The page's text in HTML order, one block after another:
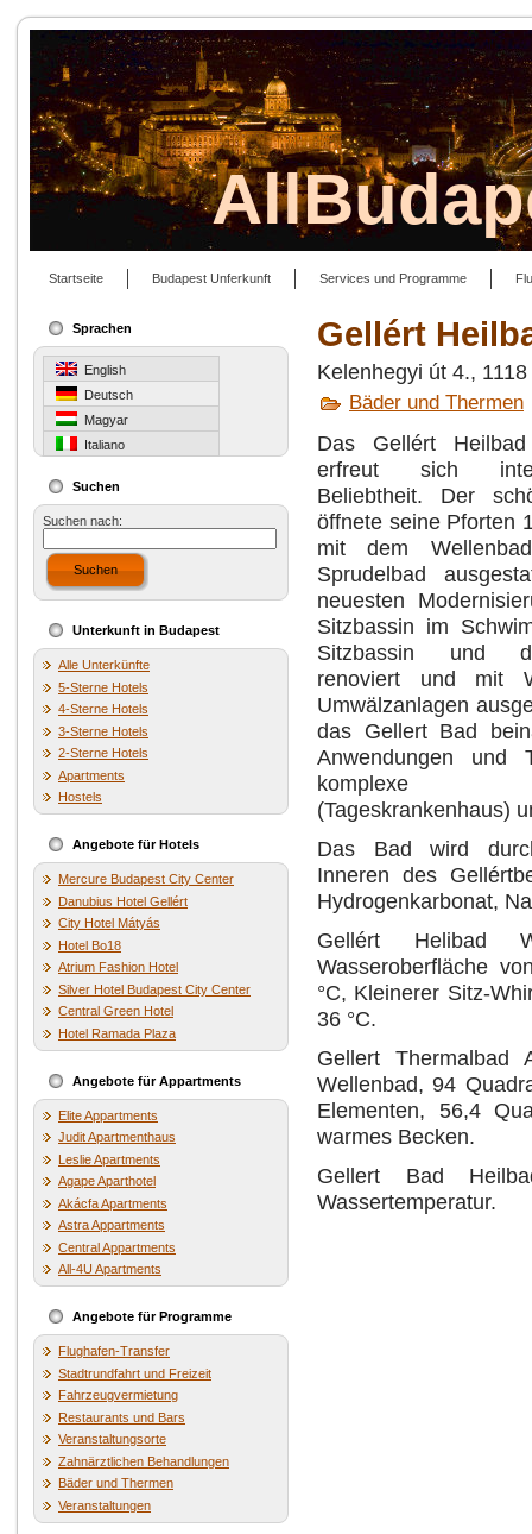
Startseite Budapest Unferkunft Services und Programme
Sprachen
English
Deutsch
Magyar
Italiano
Suchen
Suchen nach:
Suchen
Unterkunft in Budapest
Alle Unterkünfte
5-Sterne Hotels
4-Sterne Hotels
3-Sterne Hotels
2-Sterne Hotels
Apartments
Hostels
Angebote für Hotels
Mercure Budapest City Center
Danubius Hotel Gellért
City Hotel Mátyás
Hotel Bo18
Atrium Fashion Hotel
Silver Hotel Budapest City Center
Central Green Hotel
Hotel Ramada Plaza
Angebote für Appartments
Elite Appartments
Judit Apartmenthaus
Leslie Apartments
Agape Aparthotel
Akácfa Apartments
Astra Appartments
Central Appartments
All-4U Apartments
Angebote für Programme
Flughafen-Transfer
Stadtrundfahrt und Freizeit
Fahrzeugvermietung
Restaurants und Bars
Veranstaltungsorte
Zahnärztlichen Behandlungen
Bäder und Thermen
Veranstaltungen
Gellért
Kelenhegyi út 4.,
Bäder und Thermen
Das Gellért
erfreut sich
Beliebtheit. Der
öffnete seine Pforten
mit dem
Sprudelbad
neuesten
Sitzbassin im
Sitzbassin und
renoviert und mit
Umwälzanlagen
das Gellert Bad
Anwendungen und
komplexe
(Tageskrankenhaus)
Das Bad wird
Inneren des
Hydrogenkarbonat,
Gellért Helibad
Wasseroberfläche
°C, Kleinerer Sitz-
36 °C.
Gellert Thermalbad
Wellenbad, 94
Elementen, 56,4
warmes Becken.
Gellert Bad
Wassertemperatur.